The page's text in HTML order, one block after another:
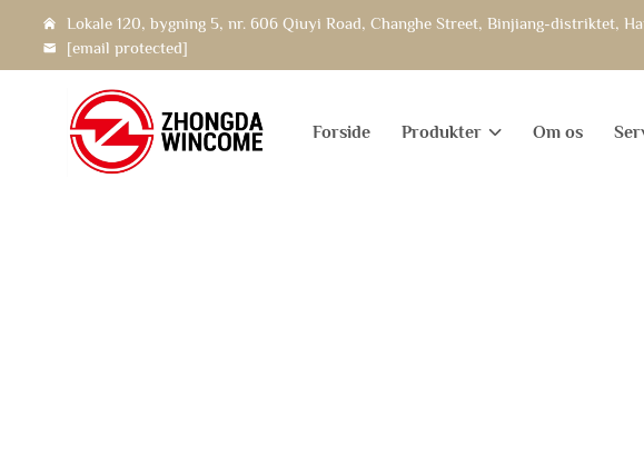
Lokale 120, bygning 5, nr. 606 Qiuyi Road, Changhe Street, Binjiang-distriktet,
[email protected]
Forside Produkter Om os